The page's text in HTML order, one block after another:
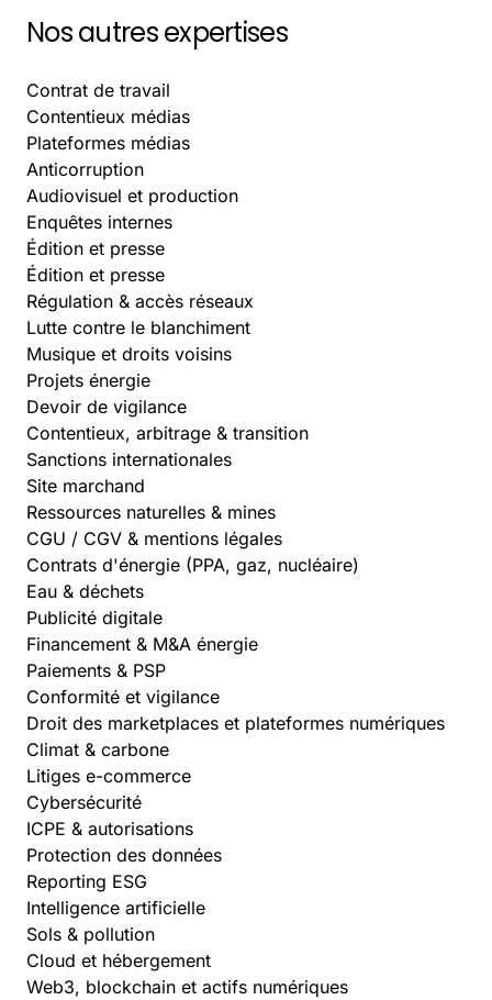
Nos autres expertises
Contrat de travail
Contentieux médias
Plateformes médias
Anticorruption
Audiovisuel et production
Enquêtes internes
Édition et presse
Édition et presse
Régulation & accès réseaux
Lutte contre le blanchiment
Musique et droits voisins
Projets énergie
Devoir de vigilance
Contentieux, arbitrage & transition
Sanctions internationales
Site marchand
Ressources naturelles & mines
CGU / CGV & mentions légales
Contrats d'énergie (PPA, gaz, nucléaire)
Eau & déchets
Publicité digitale
Financement & M&A énergie
Paiements & PSP
Conformité et vigilance
Droit des marketplaces et plateformes numériques
Climat & carbone
Litiges e-commerce
Cybersécurité
ICPE & autorisations
Protection des données
Reporting ESG
Intelligence artificielle
Sols & pollution
Cloud et hébergement
Web3, blockchain et actifs numériques